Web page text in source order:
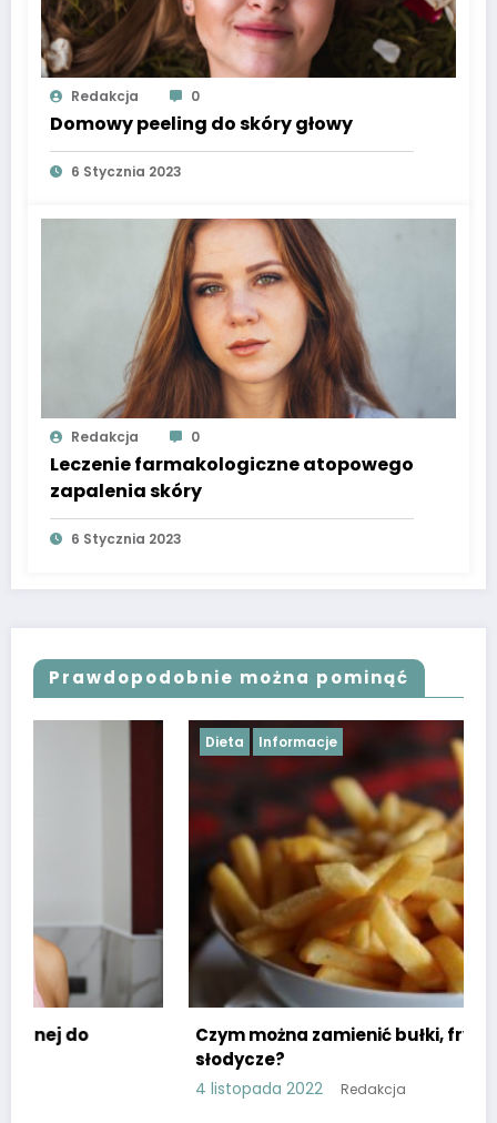
Redakcja 0
Domowy peeling do skóry głowy
6 Stycznia 2023
Redakcja 0
Leczenie farmakologiczne atopowego
zapalenia skóry
6 Stycznia 2023
Prawdopodobnie można pominąć
Czym można zamienić bułki, frytki oraz
Redakcja